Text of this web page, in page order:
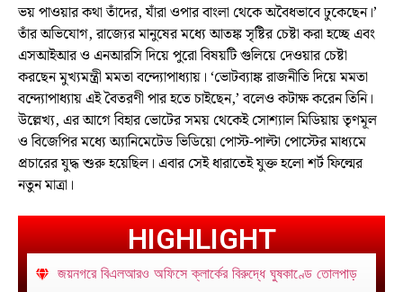
ভয় পাওয়ার কথা তাঁদের, যাঁরা ওপার বাংলা থেকে অবৈধভাবে ঢুকেছেন।’
তাঁর অভিযোগ, রাজ্যের মানুষের মধ্যে আতঙ্ক সৃষ্টির চেষ্টা করা হচ্ছে এবং
এসআইআর ও এনআরসি দিয়ে পুরো বিষয়টি গুলিয়ে দেওয়ার চেষ্টা
করছেন মুখ্যমন্ত্রী মমতা বন্দ্যোপাধ্যায়। ‘ভোটব্যাঙ্ক রাজনীতি দিয়ে মমতা
বন্দ্যোপাধ্যায় এই বৈতরণী পার হতে চাইছেন,’ বলেও কটাক্ষ করেন তিনি।
উল্লেখ্য, এর আগে বিহার ভোটের সময় থেকেই সোশ্যাল মিডিয়ায় তৃণমূল
ও বিজেপির মধ্যে অ্যানিমেটেড ভিডিয়ো পোস্ট-পাল্টা পোস্টের মাধ্যমে
প্রচারের যুদ্ধ শুরু হয়েছিল। এবার সেই ধারাতেই যুক্ত হলো শর্ট ফিল্মের
নতুন মাত্রা।
HIGHLIGHT
জয়নগরে বিএলআরও অফিসে ক্লার্কের বিরুদ্ধে ঘুষকাণ্ডে তোলপাড়